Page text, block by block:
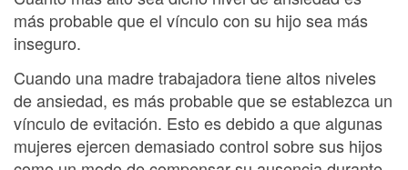
más probable que el vínculo con su hijo sea más
inseguro.
Cuando una madre trabajadora tiene altos niveles
de ansiedad, es más probable que se establezca un
vínculo de evitación. Esto es debido a que algunas
mujeres ejercen demasiado control sobre sus hijos